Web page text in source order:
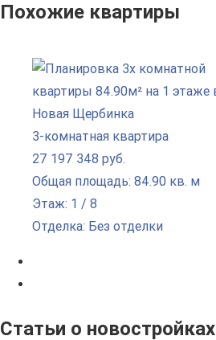
Похожие квартиры
3-комнатная квартира
27 197 348 руб.
Общая площадь: 84.90 кв. м
Этаж: 1 / 8
Отделка: Без отделки
Статьи о новостройках